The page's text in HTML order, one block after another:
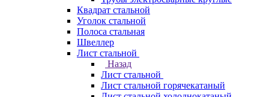
Квадрат стальной
Уголок стальной
Полоса стальная
Швеллер
Лист стальной
Назад
Лист стальной
Лист стальной горячекатаный